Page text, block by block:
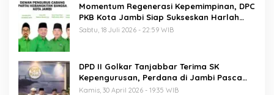
Momentum Regenerasi Kepemimpinan, DPC
PKB Kota Jambi Siap Sukseskan Harlah
PKB ke-28
Sabtu, 18 Juli 2026 - 22:59 WIB
DPD II Golkar Tanjabbar Terima SK
Kepengurusan, Perdana di Jambi Pasca
Musda
Kamis, 30 April 2026 - 19:35 WIB